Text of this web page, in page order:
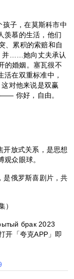
子，在莫斯科市中
羡慕的生活，他们
、累积的索赔和自
并……她向丈夫承认
婚姻。塞瓦很不
在双重标准中，
对他来说是双赢
你好，自由。
开放式关系，是思想
众眼球。
是俄罗斯喜剧片，共
）
брак 2023
开「夸克APP」即